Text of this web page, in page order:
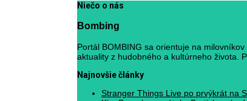
Niečo o nás
Bombing
Portál BOMBING sa orientuje na
aktuality z hudobného a kultúrneho života.
Najnovšie články
Stranger Things Live po prvýkrát na